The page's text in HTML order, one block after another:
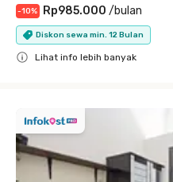
-10% Rp985.000 /bulan
Diskon sewa min. 12 Bulan
Lihat info lebih banyak